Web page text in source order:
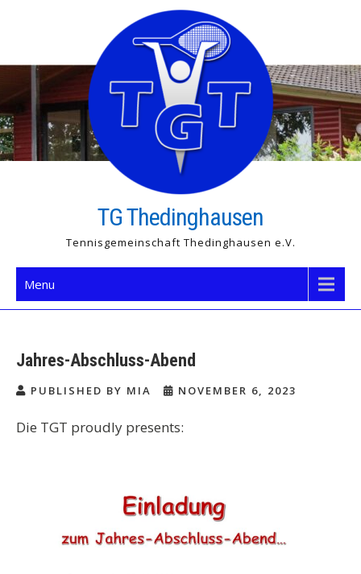
TG Thedinghausen
Tennisgemeinschaft Thedinghausen e.V.
Menu
Jahres-Abschluss-Abend
PUBLISHED BY MIA NOVEMBER 6, 2023
Die TGT proudly presents: